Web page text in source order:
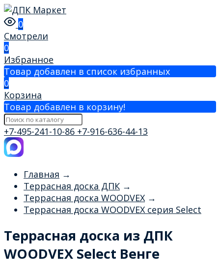
0
Смотрели
0
Избранное
Товар добавлен в список избранных
0
Корзина
Товар добавлен в корзину!
+7-495-241-10-86 +7-916-636-44-13
Главная →
Террасная доска ДПК →
Террасная доска WOODVEX →
Террасная доска WOODVEX серия Select
Террасная доска из ДПК
WOODVEX Select Венге